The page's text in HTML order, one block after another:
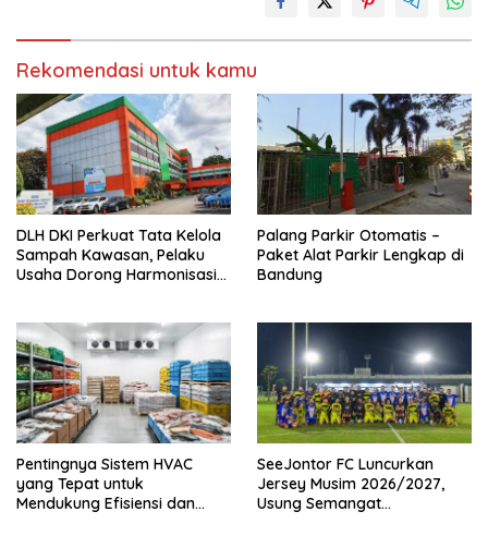
Rekomendasi untuk kamu
DLH DKI Perkuat Tata Kelola
Sampah Kawasan, Pelaku
Usaha Dorong Harmonisasi
Palang Parkir Otomatis –
Paket Alat Parkir Lengkap di
Bandung
Pentingnya Sistem HVAC
yang Tepat untuk
Mendukung Efisiensi dan
SeeJontor FC Luncurkan
Jersey Musim 2026/2027,
Usung Semangat